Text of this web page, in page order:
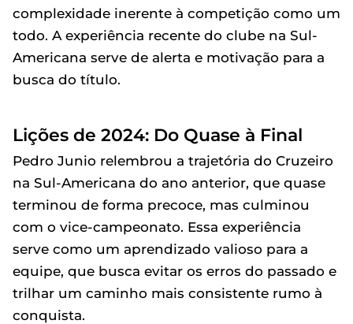
complexidade inerente à competição como um
todo. A experiência recente do clube na Sul-
Americana serve de alerta e motivação para a
busca do título.
Lições de 2024: Do Quase à Final
Pedro Junio relembrou a trajetória do Cruzeiro
na Sul-Americana do ano anterior, que quase
terminou de forma precoce, mas culminou
com o vice-campeonato. Essa experiência
serve como um aprendizado valioso para a
equipe, que busca evitar os erros do passado e
trilhar um caminho mais consistente rumo à
conquista.